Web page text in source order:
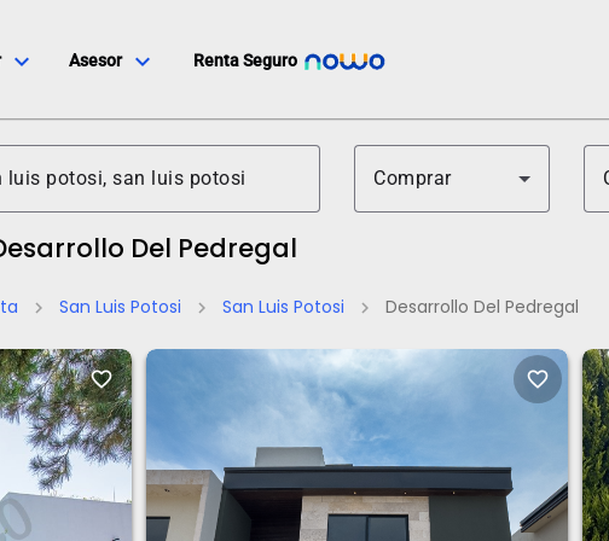
expand_more Asesor expand_more Renta Seguro
Comprar
Del Pedregal
chevron_right San Luis Potosi chevron_right San Luis Potosi chevron_right Desarrollo Del Pedregal
favorite_border favorite_border